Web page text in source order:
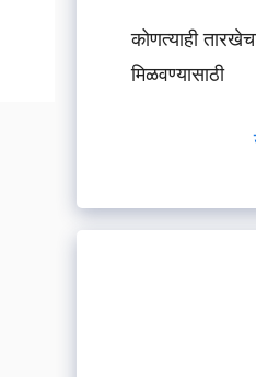
कोणत्याही
मिळवण्यासाठी